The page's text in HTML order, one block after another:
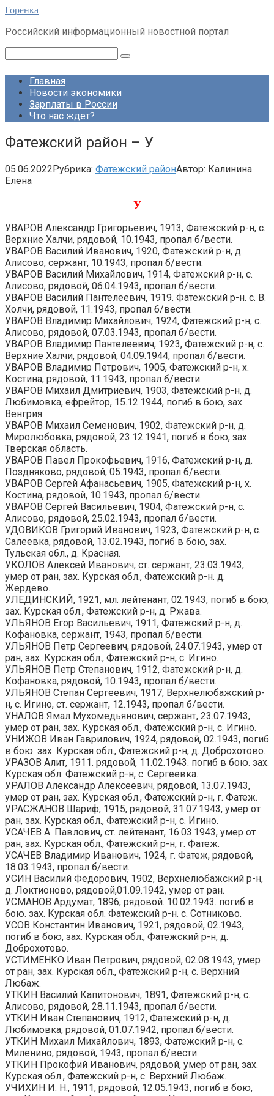
Перейти
контенту
Горенка
Российский информационный новостной портал
Главная
Новости экономики
Зарплаты в России
Что нас ждет?
Фатежский район – У
05.06.2022Рубрика: Фатежский районАвтор: Калинина
Елена
У
УВАРОВ Александр Григорьевич, 1913, Фатежский р-н, с.
Верхние Халчи, рядовой, 10.1943, пропал б/вести.
УВАРОВ Василий Иванович, 1920, Фатежский р-н, д.
Алисово, сержант, 10.1943, пропал б/вести.
УВАРОВ Василий Михайлович, 1914, Фатежский р-н, с.
Алисово, рядовой, 06.04.1943, пропал б/вести.
УВАРОВ Василий Пантелеевич, 1919. Фатежский р-н. с. В.
Холчи, рядовой, 11.1943, пропал б/вести.
УВАРОВ Владимир Михайлович, 1924, Фатежский р-н, с.
Алисово, рядовой, 07.03.1943, пропал б/вести.
УВАРОВ Владимир Пантелеевич, 1923, Фатежский р-н, с.
Верхние Халчи, рядовой, 04.09.1944, пропал б/вести.
УВАРОВ Владимир Петрович, 1905, Фатежский р-н, х.
Костина, рядовой, 11.1943, пропал б/вести.
УВАРОВ Михаил Дмитриевич, 1903, Фатежский р-н, д.
Любимовка, ефрейтор, 15.12.1944, погиб в бою, зах.
Венгрия.
УВАРОВ Михаил Семенович, 1902, Фатежский р-н, д.
Миролюбовка, рядовой, 23.12.1941, погиб в бою, зах.
Тверская область.
УВАРОВ Павел Прокофьевич, 1916, Фатежский р-н, д.
Поздняково, рядовой, 05.1943, пропал б/вести.
УВАРОВ Сергей Афанасьевич, 1905, Фатежский р-н, х.
Костина, рядовой, 10.1943, пропал б/вести.
УВАРОВ Сергей Васильевич, 1904, Фатежский р-н, с.
Алисово, рядовой, 25.02.1943, пропал б/вести.
УДОВИКОВ Григорий Иванович, 1923, Фатежский р-н, с.
Салеевка, рядовой, 13.02.1943, погиб в бою, зах.
Тульская обл., д. Красная.
УКОЛОВ Алексей Иванович, ст. сержант, 23.03.1943,
умер от ран, зах. Курская обл., Фатежский р-н. д.
Жердево.
УЛЕДИНСКИЙ, 1921, мл. лейтенант, 02.1943, погиб в бою,
зах. Курская обл., Фатежский р-н, д. Ржава.
УЛЬЯНОВ Егор Васильевич, 1911, Фатежский р-н, д.
Кофановка, сержант, 1943, пропал б/вести.
УЛЬЯНОВ Петр Сергеевич, рядовой, 24.07.1943, умер от
ран, зах. Курская обл., Фатежский р-н, с. Игино.
УЛЬЯНОВ Петр Степанович, 1912, Фатежский р-н, д.
Кофановка, рядовой, 10.1943, пропал б/вести.
УЛЬЯНОВ Степан Сергеевич, 1917, Верхнелюбажский р-
н, с. Игино, ст. сержант, 12.1943, пропал б/вести.
УНАЛОВ Ямал Мухомедьянович, сержант, 23.07.1943,
умер от ран, зах. Курская обл., Фатежский р-н, с. Игино.
УНИЖОВ Иван Гаврилович, 1924, рядовой, 02.1943, погиб
в бою. зах. Курская обл., Фатежский р-н, д. Доброхотово.
УРАЗОВ Алит, 1911. рядовой, 11.02.1943. погиб в бою. зах.
Курская обл. Фатежский р-н, с. Сергеевка.
УРАЛОВ Александр Алексеевич, рядовой, 13.07.1943,
умер от ран, зах. Курская обл., Фатежский р-н, г. Фатеж.
УРАСЖАНОВ Шариф, 1915, рядовой, 31.07.1943, умер от
ран, зах. Курская обл., Фатежский р-н, с. Игино.
УСАЧЕВ А. Павлович, ст. лейтенант, 16.03.1943, умер от
ран, зах. Курская обл., Фатежский р-н, г. Фатеж.
УСАЧЕВ Владимир Иванович, 1924, г. Фатеж, рядовой,
18.03.1943, пропал б/вести.
УСИН Василий Федорович, 1902, Верхнелюбажский р-н,
д. Локтионово, рядовой,01.09.1942, умер от ран.
УСМАНОВ Ардумат, 1896, рядовой. 10.02.1943. погиб в
бою. зах. Курская обл. Фатежский р-н. с. Сотниково.
УСОВ Константин Иванович, 1921, рядовой, 02.1943,
погиб в бою, зах. Курская обл., Фатежский р-н, д.
Доброхотово.
УСТИМЕНКО Иван Петрович, рядовой, 02.08.1943, умер
от ран, зах. Курская обл., Фатежский р-н, с. Верхний
Любаж.
УТКИН Василий Капитонович, 1891, Фатежский р-н, с.
Алисово, рядовой, 28.11.1943, пропал б/вести.
УТКИН Иван Степанович, 1912, Фатежский р-н, д.
Любимовка, рядовой, 01.07.1942, пропал б/вести.
УТКИН Михаил Михайлович, 1893, Фатежский р-н, с.
Миленино, рядовой, 1943, пропал б/вести.
УТКИН Прокофий Иванович, рядовой, умер от ран, зах.
Курская обл., Фатежский р-н, с. Верхний Любаж.
УЧИХИН И. Н., 1911, рядовой, 12.05.1943, погиб в бою,